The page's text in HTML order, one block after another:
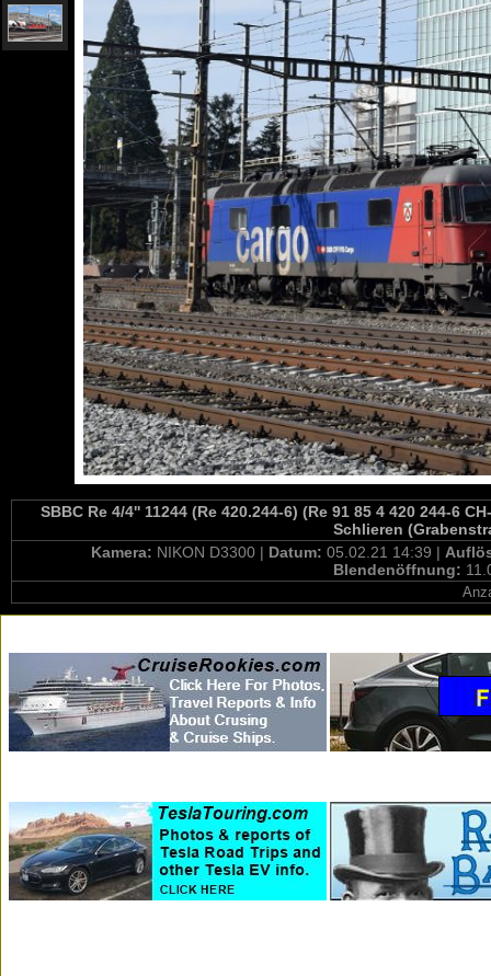
SBBC Re 4/4'' 11244 (Re 420.244-6) (Re 91 85 4 420 244-6
Schlieren
Kamera: NIKON D3300 | Datum: 05.02.21 14:39 |
Blendenöffnung: